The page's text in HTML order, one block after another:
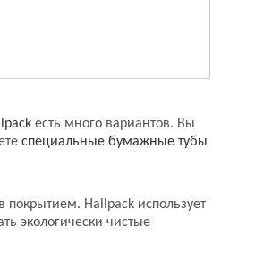
есть много вариантов. Вы
специальные бумажные тубы
Hallpack использует
экологически чистые